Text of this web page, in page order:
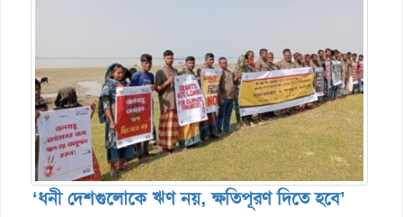
‘ধনী দেশগুলোকে ঋণ নয়, ক্ষতিপূরণ দিতে হবে’